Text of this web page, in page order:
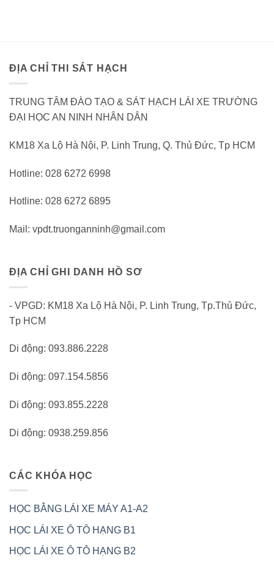
ĐỊA CHỈ THI SÁT HẠCH
TRUNG TÂM ĐÀO TẠO & SÁT HẠCH LÁI XE TRƯỜNG
ĐẠI HỌC AN NINH NHÂN DÂN
KM18 Xa Lộ Hà Nội, P. Linh Trung, Q. Thủ Đức, Tp HCM
Hotline: 028 6272 6998
Hotline: 028 6272 6895
Mail: vpdt.truonganninh@gmail.com
ĐỊA CHỈ GHI DANH HỒ SƠ
- VPGD: KM18 Xa Lộ Hà Nội, P. Linh Trung, Tp.Thủ Đức,
Tp HCM
Di động: 093.886.2228
Di động: 097.154.5856
Di động: 093.855.2228
Di động: 0938.259.856
CÁC KHÓA HỌC
HỌC BẰNG LÁI XE MÁY A1-A2
HỌC LÁI XE Ô TÔ HẠNG B1
HỌC LÁI XE Ô TÔ HẠNG B2